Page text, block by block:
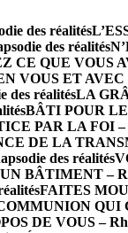
des réalités
des réalités
CE QUE VOUS
VOUS ET AVEC
réalitésLA
BÂTI POUR LE
PAR LA FOI –
DE LA
des réalités
BÂTIMENT –
FAITES
QUI
DE VOUS –